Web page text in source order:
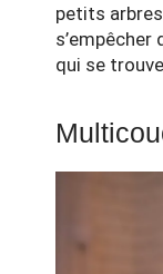
petits
qui se